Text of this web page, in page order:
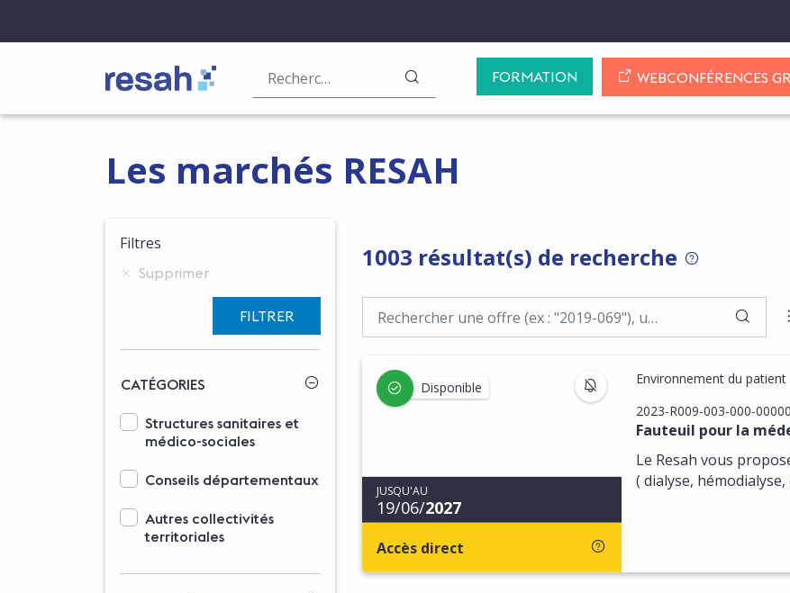
Logo Resah LANCER LA RECHERCHE
FORMATION WEBCONFÉRENCES
Les marchés RESAH
Filtres
Supprimer
FILTRER
CATÉGORIES
Options d'affichage des domaines d'activités
Structures sanitaires et
médico-sociales
Conseils départementaux
Autres collectivités
territoriales
1003 résultat(s) de recherche
Disponible S'INSCRIRE AUX MISES À
JUSQU'AU
19/06/2027
Accès direct
Environnement du patient
2023-R009-003-000-
Fauteuil pour la
Le Resah vous
( dialyse,